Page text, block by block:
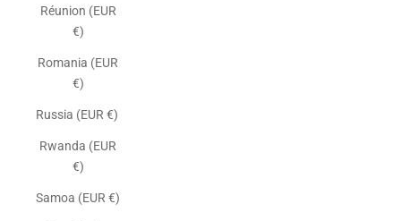
Réunion (EUR
€)
Romania (EUR
€)
Russia (EUR €)
Rwanda (EUR
€)
Samoa (EUR €)